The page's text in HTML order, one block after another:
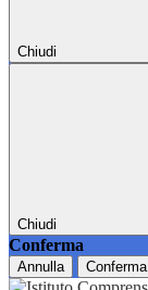
Chiudi
Chiudi
Conferma
Annulla Conferma